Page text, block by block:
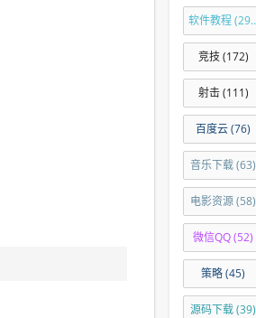
软件教程(294)
竞技(172)
射击(111)
百度云(76)
音乐下载(63)
电影资源(58)
微信QQ(52)
策略(45)
源码下载(39)